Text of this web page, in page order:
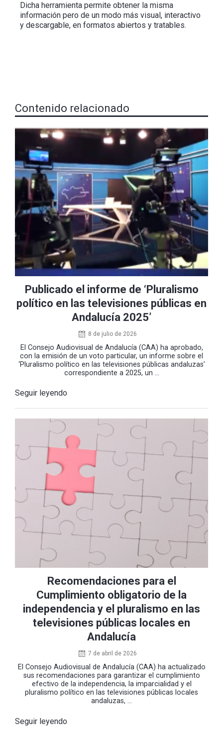
Dicha herramienta permite obtener la misma
información pero de un modo más visual, interactivo
y descargable, en formatos abiertos y tratables.
Contenido relacionado
Publicado el informe de ‘Pluralismo
político en las televisiones públicas en
Andalucía 2025’
8 de julio de 2026
El Consejo Audiovisual de Andalucía (CAA) ha aprobado,
con la emisión de un voto particular, un informe sobre el
‘Pluralismo político en las televisiones públicas andaluzas’
correspondiente a 2025, un ...
Seguir leyendo
Recomendaciones para el
Cumplimiento obligatorio de la
independencia y el pluralismo en las
televisiones públicas locales en
Andalucía
7 de abril de 2026
El Consejo Audiovisual de Andalucía (CAA) ha actualizado
sus recomendaciones para garantizar el cumplimiento
efectivo de la independencia, la imparcialidad y el
pluralismo político en las televisiones públicas locales
andaluzas, ...
Seguir leyendo